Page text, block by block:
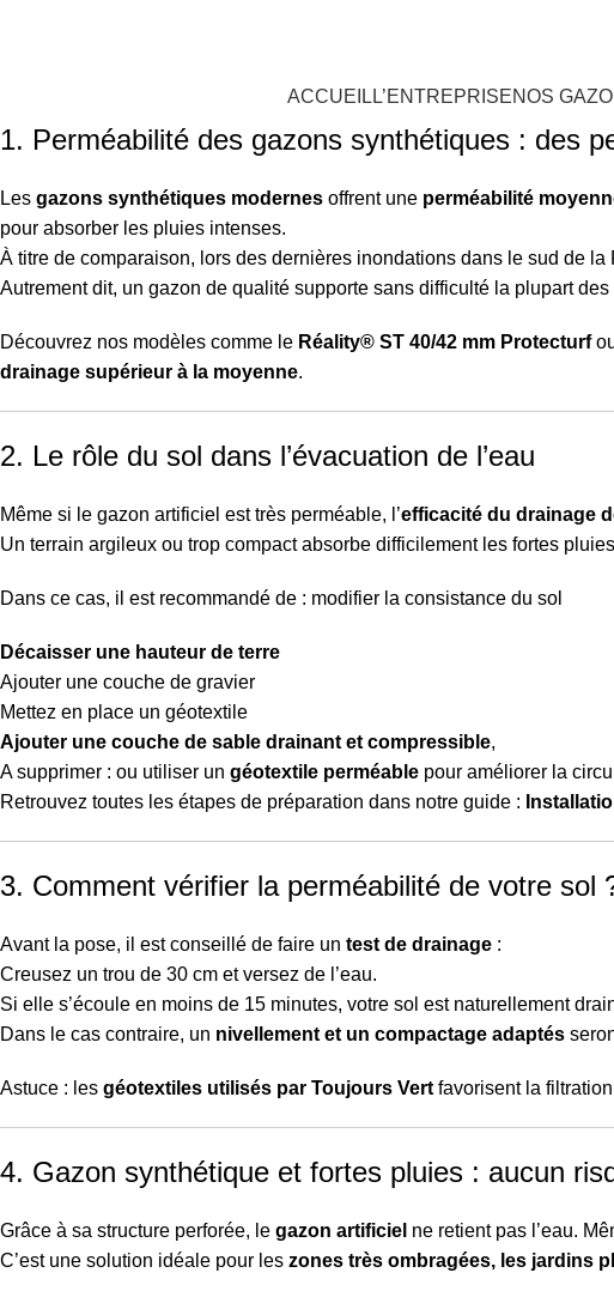
ACCUEIL L’ENTREPRISENOS
1. Perméabilité des gazons synthétiques : des
Les gazons synthétiques modernes offrent une perméabilité
pour absorber les pluies intenses.
À titre de comparaison, lors des dernières inondations dans le sud de
Autrement dit, un gazon de qualité supporte sans difficulté la plupart
Découvrez nos modèles comme le Réality® ST 40/42 mm Protecturf
drainage supérieur à la moyenne.
2. Le rôle du sol dans l’évacuation de l’eau
Même si le gazon artificiel est très perméable, l’efficacité du drainage
Un terrain argileux ou trop compact absorbe difficilement les fortes
Dans ce cas, il est recommandé de : modifier la consistance du sol
Décaisser une hauteur de terre
Ajouter une couche de gravier
Mettez en place un géotextile
Ajouter une couche de sable drainant et compressible,
A supprimer : ou utiliser un géotextile perméable pour améliorer la
Retrouvez toutes les étapes de préparation dans notre guide :
3. Comment vérifier la perméabilité de votre sol
Avant la pose, il est conseillé de faire un test de drainage :
Creusez un trou de 30 cm et versez de l’eau.
Si elle s’écoule en moins de 15 minutes, votre sol est naturellement
Dans le cas contraire, un nivellement et un compactage adaptés
Astuce : les géotextiles utilisés par Toujours Vert favorisent la
4. Gazon synthétique et fortes pluies : aucun
Grâce à sa structure perforée, le gazon artificiel ne retient pas l’eau.
C’est une solution idéale pour les zones très ombragées, les jardins